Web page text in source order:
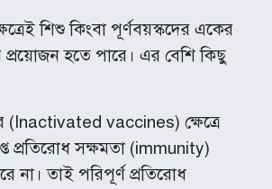
শিশু কিংবা পূর্ণবয়স্কদের একের
হতে পারে। এর বেশি কিছু
(­Inactivated vaccines) ক্ষেত্রে
প্রতিরোধ সক্ষমতা (immunity)
না। তাই পরিপূর্ণ প্রতিরোধ